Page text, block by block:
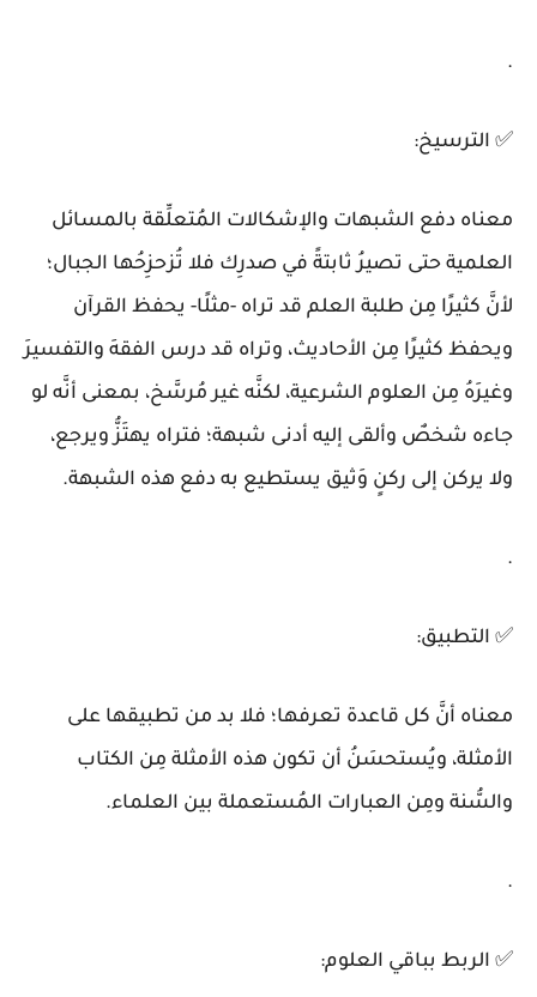
.
✅ الترسيخ:
معناه دفع الشبهات والإشكالات المُتعلِّقة بالمسائل
العلمية حتى تصيرُ ثابتةً في صدرِك فلا تُزحزِحُها الجبال؛
لأنَّ كثيرًا مِن طلبة العلم قد تراه -مثلًا- يحفظ القرآن
ويحفظ كثيرًا مِن الأحاديث، وتراه قد درس الفقهَ والتفسيرَ
وغيرَهُ مِن العلوم الشرعية، لكنَّه غير مُرسَّخ، بمعنى أنَّه لو
جاءه شخصٌ وألقى إليه أدنى شبهة؛ فتراه يهتَزُّ ويرجع،
ولا يركن إلى ركنٍ وَثيق يستطيع به دفع هذه الشبهة.
.
✅ التطبيق:
معناه أنَّ كل قاعدة تعرفها؛ فلا بد من تطبيقها على
الأمثلة، ويُستحسَنُ أن تكون هذه الأمثلة مِن الكتاب
والسُّنة ومِن العبارات المُستعملة بين العلماء.
.
✅ الربط بباقي العلوم: